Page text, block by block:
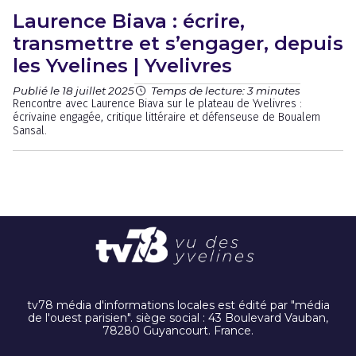
Laurence Biava : écrire,
transmettre et s’engager, depuis
les Yvelines | Yvelivres
Publié le 18 juillet 2025 Temps de lecture: 3 minutes
Rencontre avec Laurence Biava sur le plateau de Yvelivres :
écrivaine engagée, critique littéraire et défenseuse de Boualem
Sansal.
tv78 média d'informations locales est édité par "média
de l'ouest parisien". siège social : 43 Boulevard Vauban,
78280 Guyancourt. France.